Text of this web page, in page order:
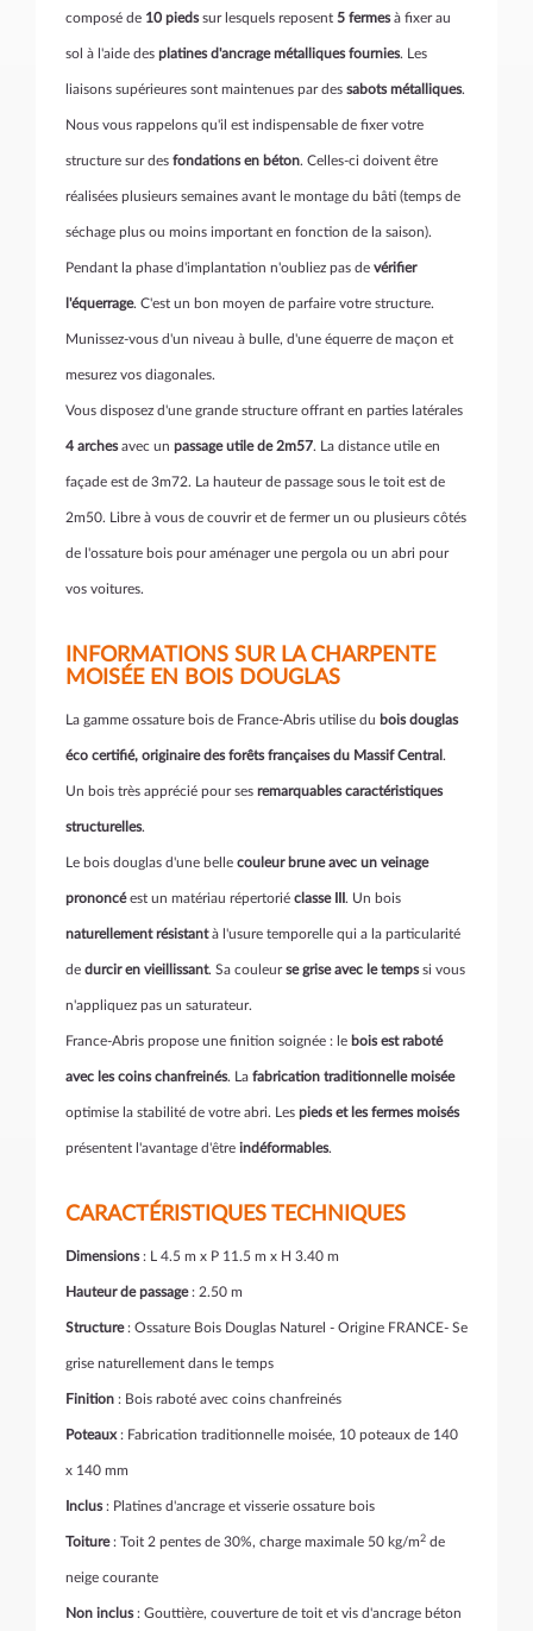
composé de 10 piedssur lesquels reposent 5 fermes à fixer au
sol à l'aide des platines d'ancrage métalliques fournies. Les
liaisons supérieures sont maintenues par des sabots métalliques.
Nous vous rappelons qu'il est indispensable de fixer votre
structure sur des fondations en béton. Celles-ci doivent être
réalisées plusieurs semaines avant le montage du bâti (temps de
séchage plus ou moins important en fonction de la saison).
Pendant la phase d'implantation n'oubliez pas de vérifier
l'équerrage. C'est un bon moyen de parfaire votre structure.
Munissez-vous d'un niveau à bulle, d'une équerre de maçon et
mesurez vos diagonales.
Vous disposez d'une grande structure offrant en parties latérales
4 archesavec un passage utile de 2m57. La distance utile en
façade est de 3m72. La hauteur de passage sous le toit est de
2m50. Libre à vous de couvrir et de fermer un ou plusieurs côtés
de l'ossature bois pour aménager une pergola ou un abri pour
vos voitures.
INFORMATIONS SUR LA CHARPENTE
MOISÉE EN BOIS DOUGLAS
La gamme ossature bois de France-Abris utilise du bois douglas
éco certifié, originaire des forêts françaises du Massif Central .
Un bois très apprécié pour ses remarquables caractéristiques
structurelles.
Le bois douglas d'une belle couleur brune avec un veinage
prononcéest un matériau répertorié classe III . Un bois
naturellement résistantà l'usure temporelle qui a la particularité
de durcir en vieillissant. Sa couleurse grise avec le tempssi vous
n'appliquez pas un saturateur.
France-Abris propose une finition soignée : le bois est raboté
avec les coins chanfreinés. La fabrication traditionnelle moisée
optimise la stabilité de votre abri. Les pieds et les fermes moisés
présentent l'avantage d'être indéformables.
CARACTÉRISTIQUES TECHNIQUES
Dimensions: L 4.5 m x P 11.5 m x H 3.40 m
Hauteur de passage: 2.50 m
Structure: Ossature Bois Douglas Naturel - Origine FRANCE- Se
grise naturellement dans le temps
Finition : Bois raboté avec coins chanfreinés
Poteaux: Fabrication traditionnelle moisée, 10 poteaux de 140
x 140 mm
Inclus: Platines d'ancrage et visserie ossature bois
Toiture: Toit 2 pentes de 30%, charge maximale 50 kg/m2 de
neige courante
Non inclus: Gouttière, couverture de toit et vis d'ancrage béton